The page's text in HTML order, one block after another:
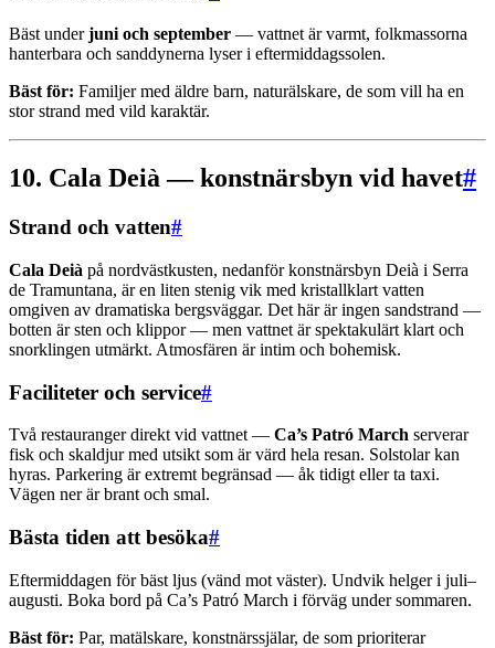
Bäst underjuni och september — vattnet är varmt, folkmassorna
hanterbara och sanddynerna lyser i eftermiddagssolen.
Bäst för: Familjer med äldre barn, naturälskare, de som vill ha en
stor strand med vild karaktär.
10. Cala Deià — konstnärsbyn vid havet#
Strand och vatten#
Cala Deià på nordvästkusten, nedanför konstnärsbyn Deià i Serra
de Tramuntana, är en liten stenig vik med kristallklart vatten
omgiven av dramatiska bergsväggar. Det här är ingen sandstrand —
botten är sten och klippor — men vattnet är spektakulärt klart och
snorklingen utmärkt. Atmosfären är intim och bohemisk.
Faciliteter och service#
Två restauranger direkt vid vattnet — Ca’s Patró March serverar
fisk och skaldjur med utsikt som är värd hela resan. Solstolar kan
hyras. Parkering är extremt begränsad — åk tidigt eller ta taxi.
Vägen ner är brant och smal.
Bästa tiden att besöka#
Eftermiddagen för bäst ljus (vänd mot väster). Undvik helger i juli–
augusti. Boka bord på Ca’s Patró March i förväg under sommaren.
Bäst för: Par, matälskare, konstnärssjälar, de som prioriterar